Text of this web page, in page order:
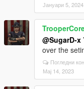
Јануари 5, 2024
@SugarD-x
over the
Погледни
Мај 14, 2023